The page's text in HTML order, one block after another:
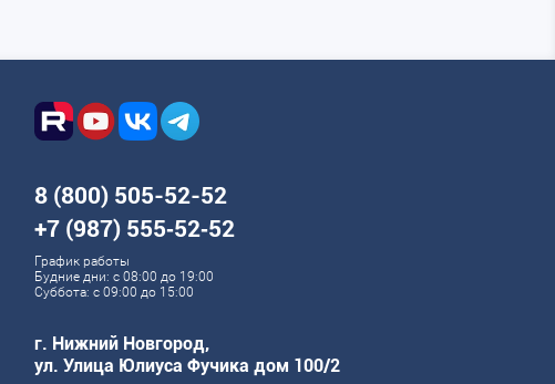
8 (800) 505-52-52
+7 (987) 555‑52‑52
График работы
Будние дни: с 08:00 до 19:00
Суббота: с 09:00 до 15:00
г. Нижний Новгород,
ул. Улица Юлиуса Фучика дом 100/2